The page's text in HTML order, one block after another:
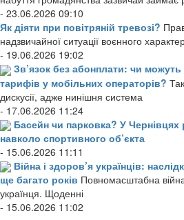
- 23.06.2026 09:10
Як діяти при повітряній тревозі?
надзвичайної ситуації воєнного
- 19.06.2026 19:02
Зв’язок без абонплати: чи можуть
тарифів у мобільних операторів?
дискусії, адже нинішня система
- 17.06.2026 11:24
Басейн чи парковка? У Чернівцях
навколо спортивного об’єкта
- 15.06.2026 11:11
Війна і здоров’я українців:
ще багато років Повномасштабна
українця. Щоденні
- 15.06.2026 11:02